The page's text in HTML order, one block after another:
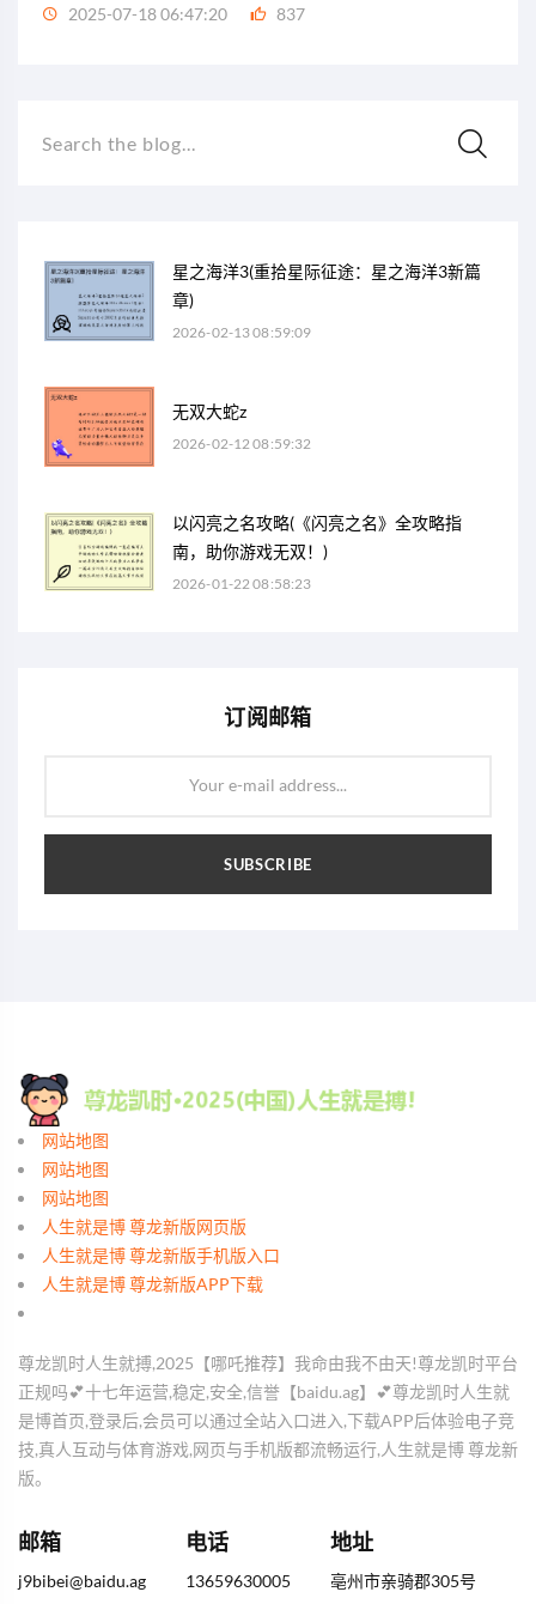
2025-07-18 06:47:20 837
Search the blog...
星之海洋3(重拾星际征途：星之海洋3新篇
章)
2026-02-13 08:59:09
无双大蛇z
2026-02-12 08:59:32
以闪亮之名攻略(《闪亮之名》全攻略指
南，助你游戏无双！)
2026-01-22 08:58:23
订阅邮箱
Your e-mail address...
SUBSCRIBE
网站地图
网站地图
网站地图
人生就是博 尊龙新版网页版
人生就是博 尊龙新版手机版入口
人生就是博 尊龙新版APP下载
尊龙凯时人生就搏,2025【哪吒推荐】我命由我不由天!尊龙凯时平台
正规吗💕十七年运营,稳定,安全,信誉【baidu.ag】💕尊龙凯时人生就
是博首页,登录后,会员可以通过全站入口进入,下载APP后体验电子竞
技,真人互动与体育游戏,网页与手机版都流畅运行,人生就是博 尊龙新
版。
邮箱
j9bibei@baidu.ag
电话
13659630005
地址
亳州市亲骑郡305号